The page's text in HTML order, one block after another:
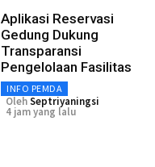
Aplikasi Reservasi
Gedung Dukung
Transparansi
Pengelolaan Fasilitas
INFO PEMDA
OlehSeptriyaningsi
4 jam yang lalu